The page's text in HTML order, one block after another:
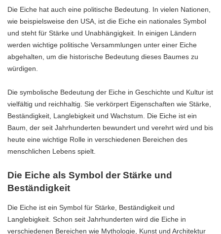
Die Eiche hat auch eine politische Bedeutung. In vielen Nationen,
wie beispielsweise den USA, ist die Eiche ein nationales Symbol
und steht für Stärke und Unabhängigkeit. In einigen Ländern
werden wichtige politische Versammlungen unter einer Eiche
abgehalten, um die historische Bedeutung dieses Baumes zu
würdigen.
Die symbolische Bedeutung der Eiche in Geschichte und Kultur ist
vielfältig und reichhaltig. Sie verkörpert Eigenschaften wie Stärke,
Beständigkeit, Langlebigkeit und Wachstum. Die Eiche ist ein
Baum, der seit Jahrhunderten bewundert und verehrt wird und bis
heute eine wichtige Rolle in verschiedenen Bereichen des
menschlichen Lebens spielt.
Die Eiche als Symbol der Stärke und
Beständigkeit
Die Eiche ist ein Symbol für Stärke, Beständigkeit und
Langlebigkeit. Schon seit Jahrhunderten wird die Eiche in
verschiedenen Bereichen wie Mythologie, Kunst und Architektur